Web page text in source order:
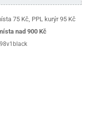
75 Kč, PPL kurýr 95 Kč
nad 900 Kč